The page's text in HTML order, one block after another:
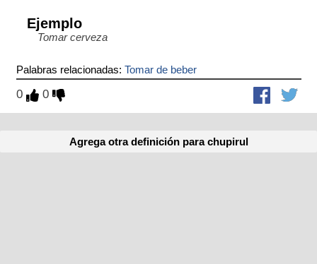
Ejemplo
Tomar cerveza
Palabras relacionadas: Tomar de beber
0 0
Agrega otra definición para chupirul